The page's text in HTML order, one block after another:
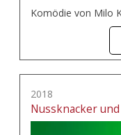
Komödie von Milo
2018
Nussknacker